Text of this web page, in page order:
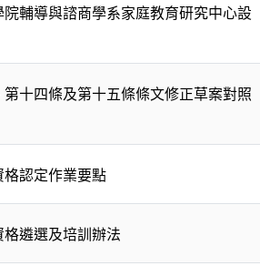
輔導與諮商學系家庭教育研究中心設
十四條及第十五條條文修正草案對照
認定作業要點
遴選及培訓辦法